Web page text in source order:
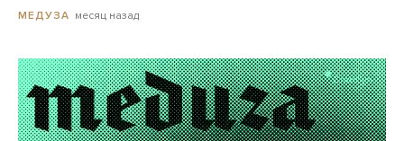
МЕДУЗА месяц назад